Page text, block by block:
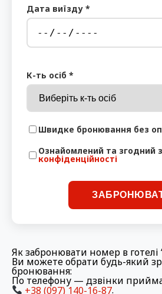
Дата виїзду *
К-ть осіб *
Швидке бронювання без
Ознайомлений та згодний з
конфіденційності
Як забронювати номер в готелі
Ви можете обрати будь-який
бронювання:
По телефону — дзвінки
+38 (097) 140-16-87.